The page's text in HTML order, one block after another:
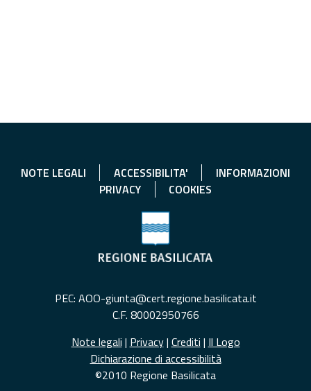
NOTE LEGALI ACCESSIBILITA'
INFORMAZIONI
PRIVACY
COOKIES
PEC: AOO-giunta@cert.regione.basilicata.it
C.F. 80002950766
Note legali | Privacy| Crediti | Il Logo
Dichiarazione di accessibilità
©2010 Regione Basilicata